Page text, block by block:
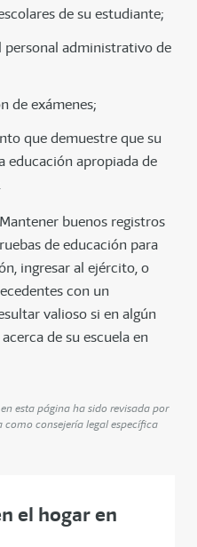
de su estudiante;
personal administrativo de
de exámenes;
que demuestre que su
educación apropiada de
buenos registros
de educación para
ingresar al ejército, o
con un
valioso si en algún
de su escuela en
esta página ha sido revisada por
consejería legal específica
el hogar en